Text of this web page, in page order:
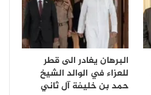
البرهان يغادر الى قطر
للعزاء في الوالد الشيخ
حمد بن خليفة آل ثاني